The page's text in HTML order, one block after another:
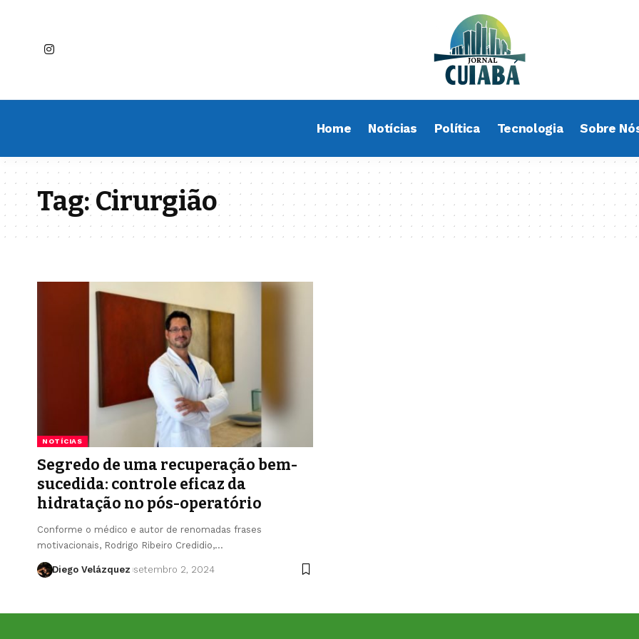
Home Notícias Política Tecnologia Sobre
Tag:Cirurgião
NOTÍCIAS
Segredo de uma recuperação bem-
sucedida: controle eficaz da
hidratação no pós-operatório
Conforme o médico e autor de renomadas frases
motivacionais, Rodrigo Ribeiro Credidio,…
Diego Velázquez setembro 2, 2024